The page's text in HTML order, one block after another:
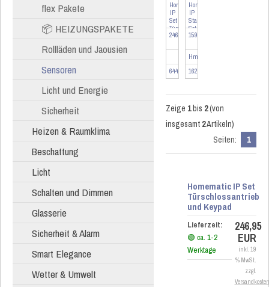
flex Pakete
📦 HEIZUNGSPAKETE
Rollläden und Jaousien
Sensoren
Licht und Energie
Sicherheit
Heizen & Raumklima
Beschattung
Licht
Schalten und Dimmen
Glasserie
Sicherheit & Alarm
Smart Elegance
Wetter & Umwelt
Homematic
IP
Set
Türschlossantrieb
und
246,95 EUR
644401
Homematic
IP
Starter
Set
Rauchwarnmelder,
159,95 EUR
HmIP-SK27
162162
Zeige 1bis 2(von
insgesamt 2Artikeln)
Seiten:
1
Homematic IP Set
Türschlossantrieb
und Keypad
Lieferzeit:
🟢 ca. 1-2
Werktage
246,95
EUR
inkl. 19
% MwSt.
zzgl.
Versandkosten